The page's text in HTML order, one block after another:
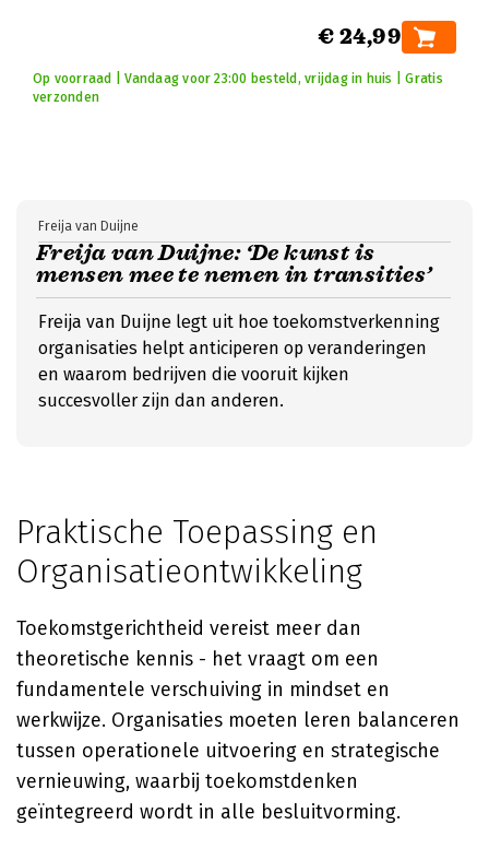
€ 24,99
Op voorraad | Vandaag voor 23:00 besteld, vrijdag in huis | Gratis
verzonden
Freija van Duijne: ‘De kunst is
mensen mee te nemen in transities’
Freija van Duijne
Freija van Duijne legt uit hoe toekomstverkenning
organisaties helpt anticiperen op veranderingen
en waarom bedrijven die vooruit kijken
succesvoller zijn dan anderen.
Praktische Toepassing en
Organisatieontwikkeling
Toekomstgerichtheid vereist meer dan
theoretische kennis - het vraagt om een
fundamentele verschuiving in mindset en
werkwijze. Organisaties moeten leren balanceren
tussen operationele uitvoering en strategische
vernieuwing, waarbij toekomstdenken
geïntegreerd wordt in alle besluitvorming.